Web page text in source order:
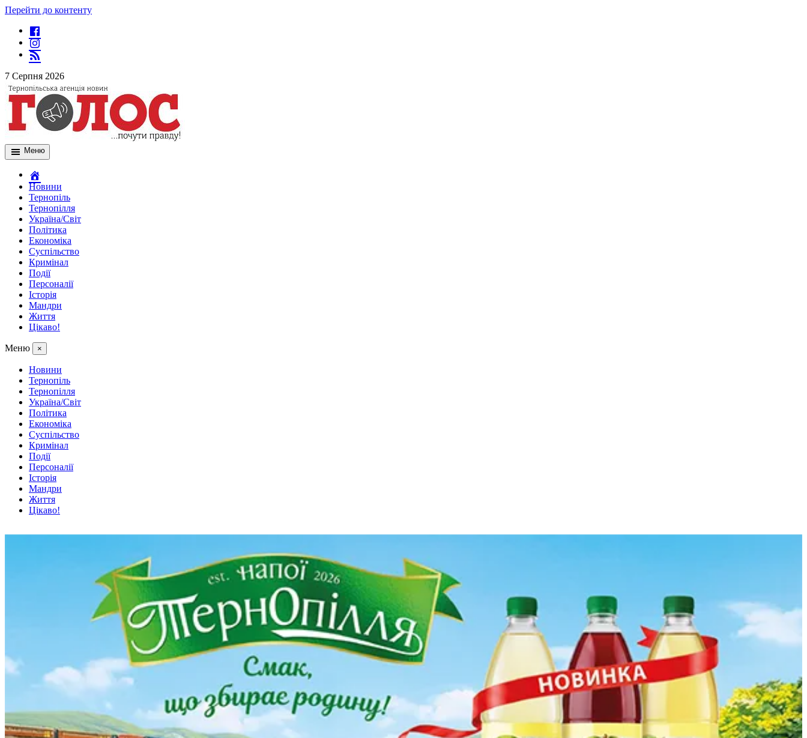
Перейти до контенту
7 Серпня 2026
Меню
Новини
Тернопіль
Тернопілля
Україна/Світ
Політика
Економіка
Суспільство
Кримінал
Події
Персоналії
Історія
Мандри
Життя
Цікаво!
Меню ×
Новини
Тернопіль
Тернопілля
Україна/Світ
Політика
Економіка
Суспільство
Кримінал
Події
Персоналії
Історія
Мандри
Життя
Цікаво!